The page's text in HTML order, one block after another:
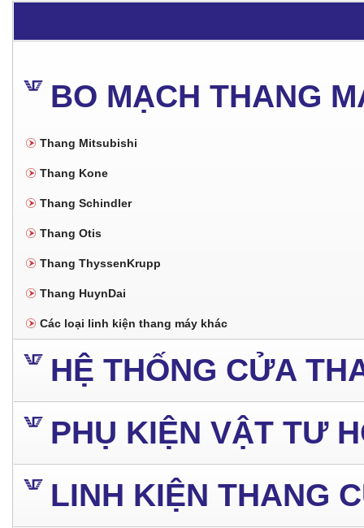
BO MẠCH THANG
Thang Mitsubishi
Thang Kone
Thang Schindler
Thang Otis
Thang ThyssenKrupp
Thang HuynDai
Các loại linh kiện thang máy khác
HỆ THỐNG CỬA
PHỤ KIỆN VẬT TƯ
LINH KIỆN THANG